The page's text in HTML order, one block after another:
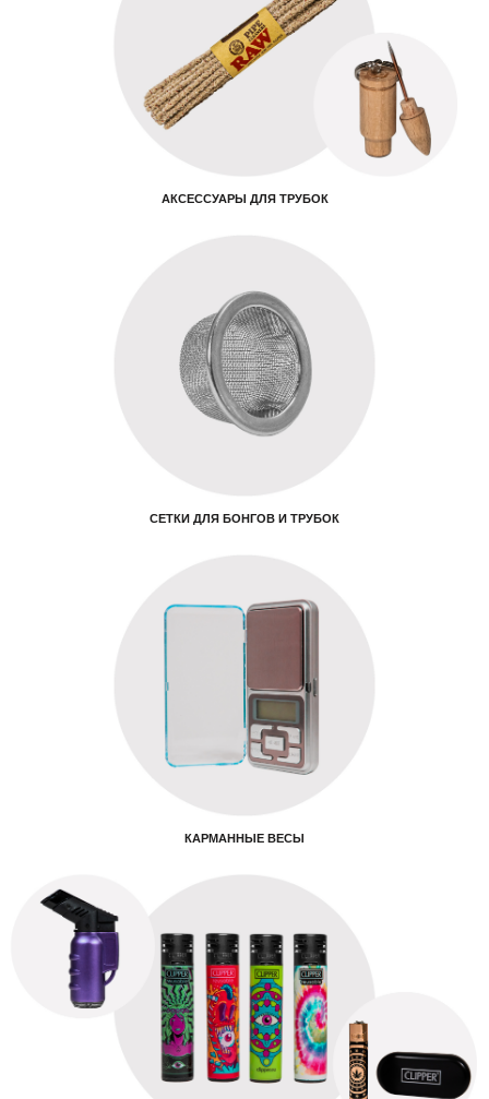
АКСЕССУАРЫ ДЛЯ ТРУБОК
СЕТКИ ДЛЯ БОНГОВ И ТРУБОК
КАРМАННЫЕ ВЕСЫ